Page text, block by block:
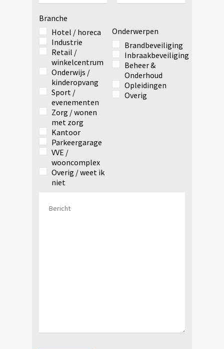
Branche
Hotel / horeca
Industrie
Retail /
winkelcentrum
Onderwijs /
kinderopvang
Sport /
evenementen
Zorg / wonen
met zorg
Kantoor
Parkeergarage
VVE /
wooncomplex
Overig / weet ik
niet
Onderwerpen
Brandbeveiliging
Inbraakbeveiliging
Beheer &
Onderhoud
Opleidingen
Overig